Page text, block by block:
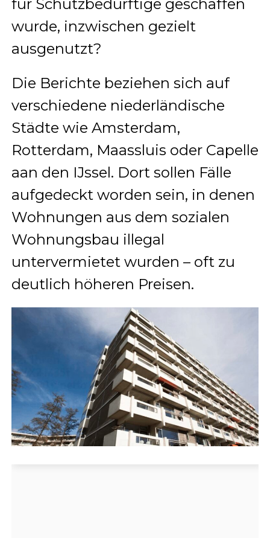
für Schutzbedürftige geschaffen
wurde, inzwischen gezielt
ausgenutzt?
Die Berichte beziehen sich auf
verschiedene niederländische
Städte wie Amsterdam,
Rotterdam, Maassluis oder Capelle
aan den IJssel. Dort sollen Fälle
aufgedeckt worden sein, in denen
Wohnungen aus dem sozialen
Wohnungsbau illegal
untervermietet wurden – oft zu
deutlich höheren Preisen.